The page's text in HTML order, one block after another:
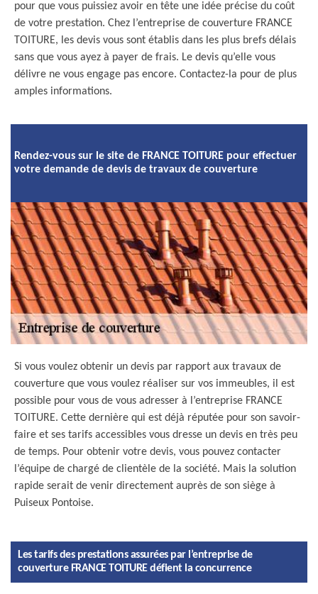
pour que vous puissiez avoir en tête une idée précise du coût
de votre prestation. Chez l’entreprise de couverture FRANCE
TOITURE, les devis vous sont établis dans les plus brefs délais
sans que vous ayez à payer de frais. Le devis qu’elle vous
délivre ne vous engage pas encore. Contactez-la pour de plus
amples informations.
Rendez-vous sur le site de FRANCE TOITURE pour effectuer
votre demande de devis de travaux de couverture
Si vous voulez obtenir un devis par rapport aux travaux de
couverture que vous voulez réaliser sur vos immeubles, il est
possible pour vous de vous adresser à l’entreprise FRANCE
TOITURE. Cette dernière qui est déjà réputée pour son savoir-
faire et ses tarifs accessibles vous dresse un devis en très peu
de temps. Pour obtenir votre devis, vous pouvez contacter
l’équipe de chargé de clientèle de la société. Mais la solution
rapide serait de venir directement auprès de son siège à
Puiseux Pontoise.
Les tarifs des prestations assurées par l’entreprise de
couverture FRANCE TOITURE défient la concurrence